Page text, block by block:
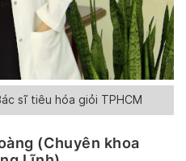
sĩ tiêu hóa giỏi TPHCM
(Chuyên khoa